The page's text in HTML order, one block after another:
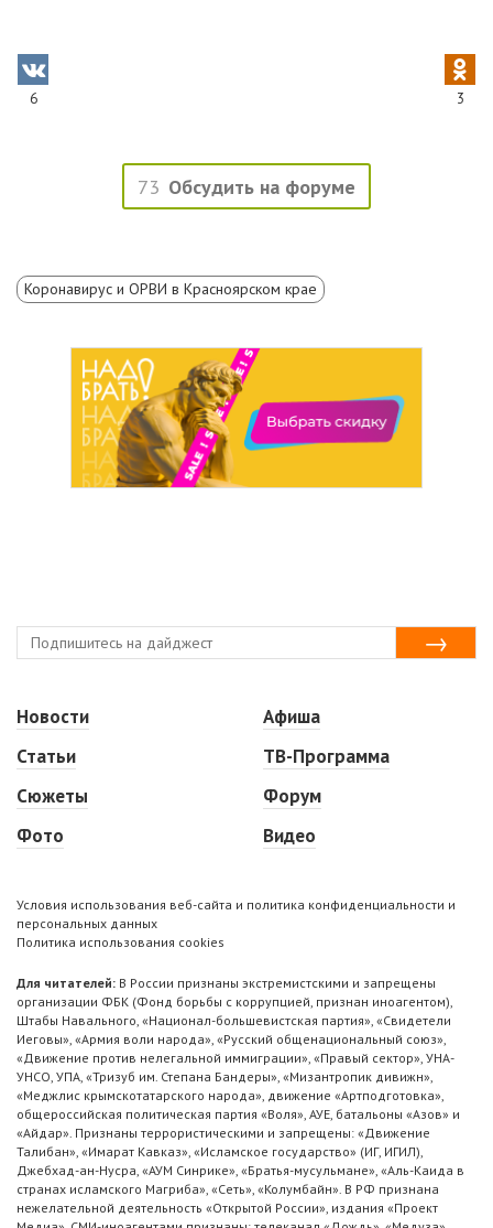
6 3
73 Обсудить на форуме
Коронавирус и ОРВИ в Красноярском крае
Новости
Статьи
Сюжеты
Фото
Афиша
ТВ-Программа
Форум
Видео
Условия использования веб-сайта и политика конфиденциальности и
персональных данных
Политика использования cookies
Для читателей: В России признаны экстремистскими и запрещены
организации ФБК (Фонд борьбы с коррупцией, признан иноагентом),
Штабы Навального, «Национал-большевистская партия», «Свидетели
Иеговы», «Армия воли народа», «Русский общенациональный союз»,
«Движение против нелегальной иммиграции», «Правый сектор», УНА-
УНСО, УПА, «Тризуб им. Степана Бандеры», «Мизантропик дивижн»,
«Меджлис крымскотатарского народа», движение «Артподготовка»,
общероссийская политическая партия «Воля», АУЕ, батальоны «Азов» и
«Айдар». Признаны террористическими и запрещены: «Движение
Талибан», «Имарат Кавказ», «Исламское государство» (ИГ, ИГИЛ),
Джебхад-ан-Нусра, «АУМ Синрике», «Братья-мусульмане», «Аль-Каида в
странах исламского Магриба», «Сеть», «Колумбайн». В РФ признана
нежелательной деятельность «Открытой России», издания «Проект